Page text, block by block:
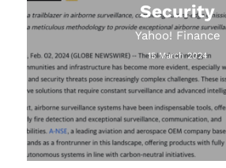
Security
Yahoo! Finance
15 March 2024